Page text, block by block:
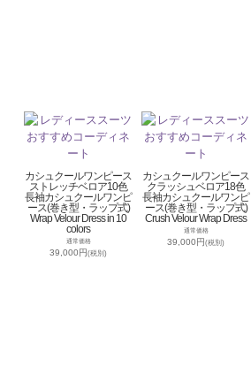
カシュクールワンピース
ストレッチベロア10色
長袖カシュクールワンピ
ース(巻き型・ラップ式)
Wrap Velour Dress in 10
colors
通常価格
39,000円(税別)
カシュクールワンピース
クラッシュベロア18色
長袖カシュクールワンピ
ース(巻き型・ラップ式)
Crush Velour Wrap Dress
通常価格
39,000円(税別)